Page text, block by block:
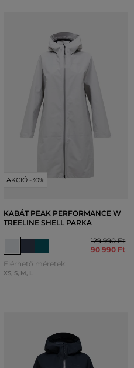
AKCIÓ -30%
KABÁT PEAK PERFORMANCE W
TREELINE SHELL PARKA
129 990 Ft
90 990 Ft
Elérhető méretek:
XS, S, M, L